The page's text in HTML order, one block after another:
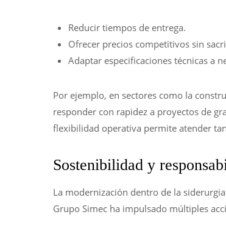
Reducir tiempos de entrega.
Ofrecer precios competitivos sin
Adaptar especificaciones técnicas a
Por ejemplo, en sectores como la
responder con rapidez a proyectos de
flexibilidad operativa permite atender
Sostenibilidad y
La modernización dentro de la
Grupo Simec ha impulsado múltiples